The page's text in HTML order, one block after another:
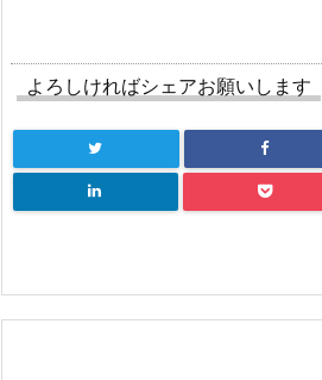
よろしければシェアお願いします